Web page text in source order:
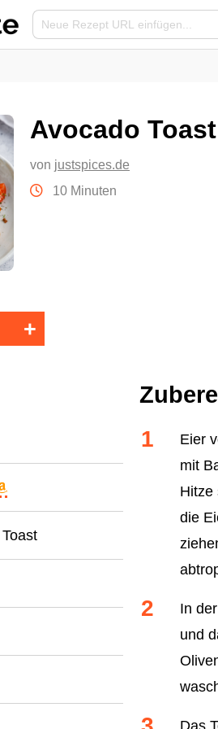
Avocado
von justspices.de
10 Minuten
+
Eier
mit
Hitze
die
In
und
Das